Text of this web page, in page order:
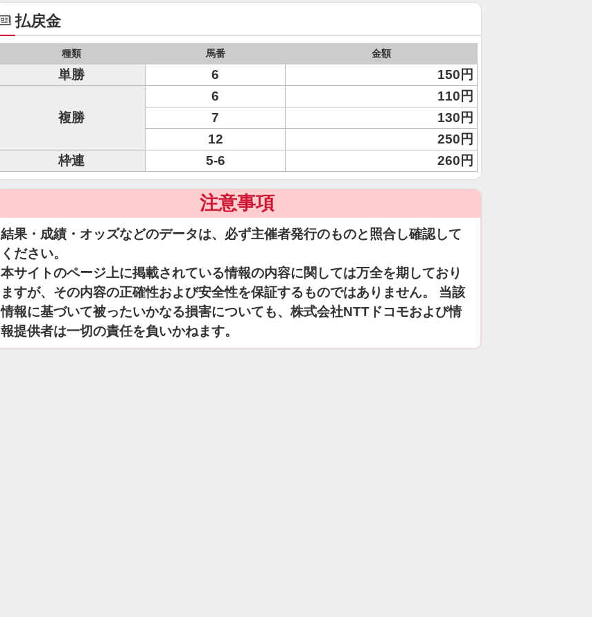
払戻金
種類 馬番 金額
単勝 6 150円
複勝
6
110円
7
130円
12
250円
枠連
5-6 260円
注意事項
結果・成績・オッズなどのデータは、必ず主催者発行のものと照合し確認して
ください。
本サイトのページ上に掲載されている情報の内容に関しては万全を期しており
ますが、その内容の正確性および安全性を保証するものではありません。 当該
情報に基づいて被ったいかなる損害についても、株式会社NTTドコモおよび情
報提供者は一切の責任を負いかねます。